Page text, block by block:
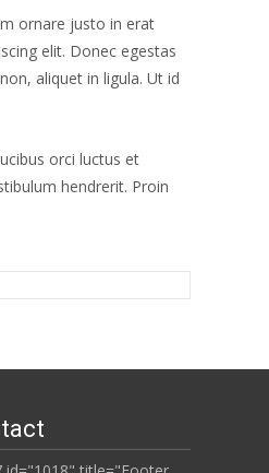
ornare justo in erat
elit. Donec egestas
aliquet in ligula. Ut id
orci luctus et
hendrerit. Proin